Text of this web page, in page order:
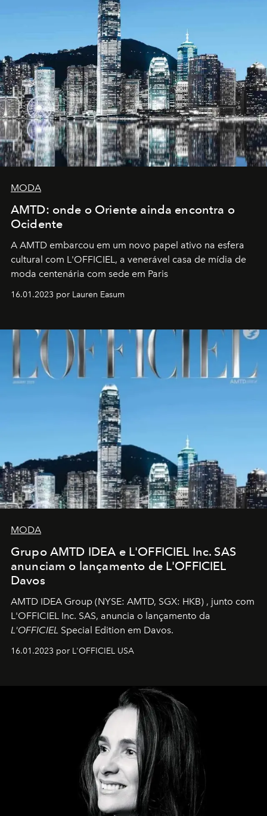
MODA
AMTD: onde o Oriente ainda encontra o
Ocidente
A AMTD embarcou em um novo papel ativo na esfera
cultural com L'OFFICIEL, a venerável casa de mídia de
moda centenária com sede em Paris
16.01.2023 por Lauren Easum
MODA
Grupo AMTD IDEA e L'OFFICIEL Inc. SAS
anunciam o lançamento de L'OFFICIEL
Davos
AMTD IDEA Group (NYSE: AMTD, SGX: HKB) , junto com
L'OFFICIEL Inc. SAS, anuncia o lançamento da
L'OFFICIEL Special Edition em Davos.
16.01.2023 por L'OFFICIEL USA